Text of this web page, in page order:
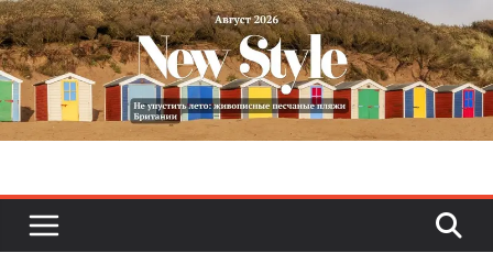
Skip
to
content